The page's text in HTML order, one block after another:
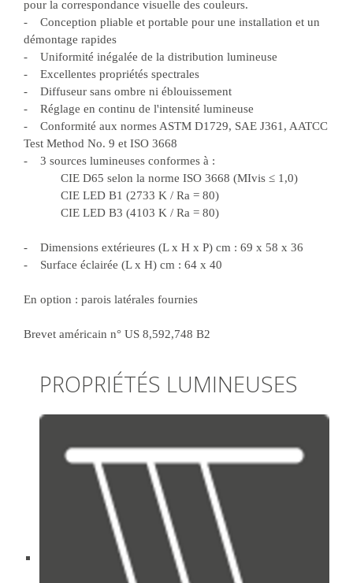
pour la correspondance visuelle des couleurs.
- Conception pliable et portable pour une installation et un
démontage rapides
- Uniformité inégalée de la distribution lumineuse
- Excellentes propriétés spectrales
- Diffuseur sans ombre ni éblouissement
- Réglage en continu de l'intensité lumineuse
- Conformité aux normes ASTM D1729, SAE J361, AATCC
Test Method No. 9 et ISO 3668
- 3 sources lumineuses conformes à :
CIE D65 selon la norme ISO 3668 (MIvis ≤ 1,0)
CIE LED B1 (2733 K / Ra = 80)
CIE LED B3 (4103 K / Ra = 80)
- Dimensions extérieures (L x H x P) cm : 69 x 58 x 36
- Surface éclairée (L x H) cm : 64 x 40
En option : parois latérales fournies
Brevet américain n° US 8,592,748 B2
PROPRIÉTÉS LUMINEUSES